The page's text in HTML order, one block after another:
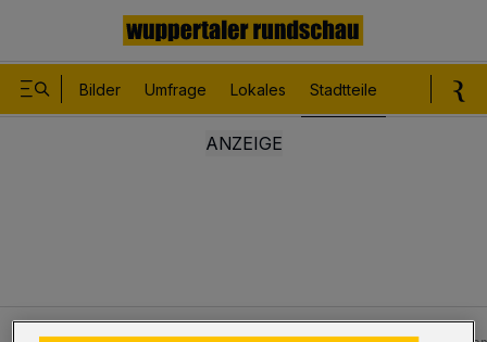
Bilder Umfrage Lokales Stadtteile